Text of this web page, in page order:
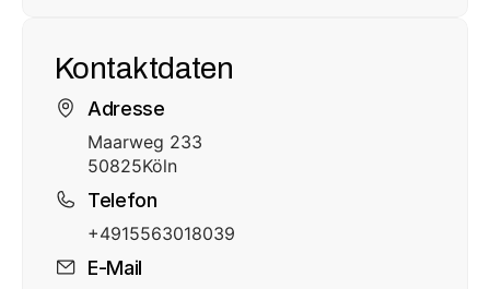
Kontaktdaten
Adresse
Maarweg 233
50825Köln
Telefon
+4915563018039
E-Mail